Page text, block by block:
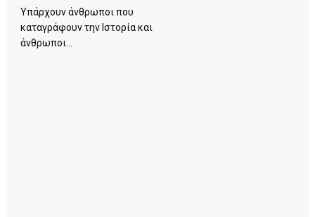
Υπάρχουν άνθρωποι που
καταγράφουν την Ιστορία και
άνθρωποι...